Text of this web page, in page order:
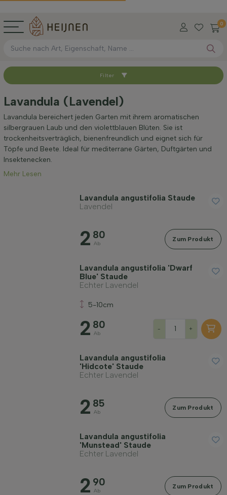
0
Sortieren nach
Verfügbar
Höhe bei Lieferung (cm)
Maximale Höhe (cm)
Filter
Lavandula (Lavendel)
Lavandula bereichert jeden Garten mit ihrem aromatischen
silbergrauen Laub und den violettblauen Blüten. Sie ist
trockenheitsverträglich, bienenfreundlich und eignet sich für
Töpfe und Beete. Ideal für mediterrane Gärten, Duftgärten und
Insektenecken.
Mehr Lesen
Lavandula angustifolia Staude
Lavendel
2 80
Ab
Zum Produkt
Lavandula angustifolia 'Dwarf
Blue' Staude
Echter Lavendel
5-10cm
2 80
Ab
- +
Lavandula angustifolia
'Hidcote' Staude
Echter Lavendel
2 85
Ab
Zum Produkt
Lavandula angustifolia
'Munstead' Staude
Echter Lavendel
2 90
Ab
Zum Produkt